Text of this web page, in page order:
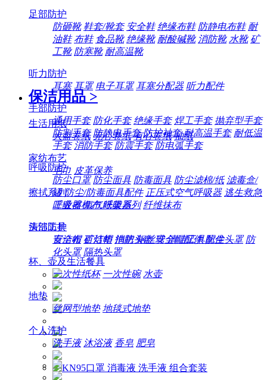
足部防护
防砸靴 鞋套/靴套 安全鞋 绝缘布鞋 防静电布鞋 耐
油鞋 布鞋 食品靴 绝缘靴 耐酸碱靴 消防靴 水靴 矿
工靴 防寒靴 耐高温靴
听力防护
耳塞 耳罩 电子耳罩 耳塞分配器 听力配件
手部防护
通用手套 防化手套 绝缘手套 焊工手套 抛弃型手套
防割手套 防静电手套 防护袖套 耐高温手套 耐低温
手套 消防手套 防震手套 防电弧手套
呼吸防护
防尘口罩 防尘面具 防毒面具 防尘滤棉/纸 滤毒盒/
罐 防尘/防毒面具配件 正压式空气呼吸器 逃生救急
呼吸器 氧气呼吸器
头部防护
安全帽 矿灯帽 消防头盔 安全帽配件 防尘头罩 防
化头罩 隔热头罩
保洁用品 >
生活用纸
大盘卷纸 无心卷纸 有心卷纸 抽纸
家纺布艺
毛巾 皮革保养
擦拭系列
工业擦机布 纸架系列 纤维抹布
清洁工具
百洁布 百洁垫 拖把 钢丝球 清洁工具配件
杯、壶及生活餐具
一次性纸杯 一次性碗 水壶
地垫
丝网型地垫 地毯式地垫
个人洗护
洗手液 沐浴液 香皂 肥皂